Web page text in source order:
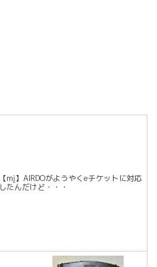
【mį】AIRDOがようやくeチケットに対応
したんだけど・・・